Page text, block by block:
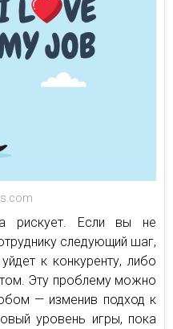
рискует. Если вы не
следующий шаг,
к конкуренту, либо
Эту проблему можно
— изменив подход к
уровень игры, пока